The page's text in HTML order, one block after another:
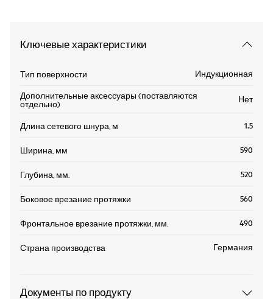
Ключевые характеристики
Тип поверхности Индукционная
Дополнительные аксессуары (поставляются
отдельно) Нет
Длина сетевого шнура, м 1.5
Ширина, мм 590
Глубина, мм. 520
Боковое врезание протяжки 560
Фронтальное врезание протяжки, мм. 490
Страна производства Германия
Документы по продукту